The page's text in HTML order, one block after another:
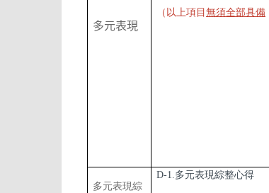
多元表現
（以上項目 無須全部具備
多元表現綜
D-1.多元表現綜整心得